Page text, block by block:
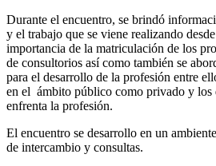
Durante el encuentro, se brindó
y el trabajo que se viene realizando
importancia de la matriculación de los
de consultorios así como también se
para el desarrollo de la profesión entre
en el ámbito público como privado y los
enfrenta la profesión.
El encuentro se desarrollo en un
de intercambio y consultas.